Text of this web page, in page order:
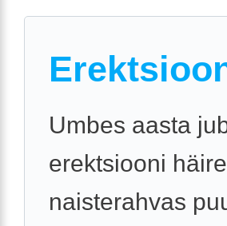
Umbes aasta
erektsiooni
naisterahvas